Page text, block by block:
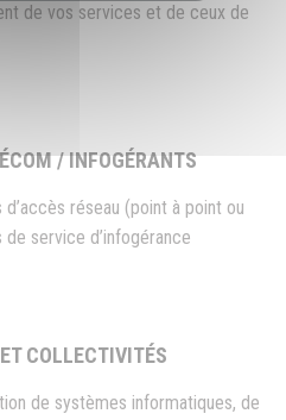
de vos services et de ceux de
/ INFOGÉRANTS
réseau (point à point ou
service d’infogérance
COLLECTIVITÉS
de systèmes informatiques, de